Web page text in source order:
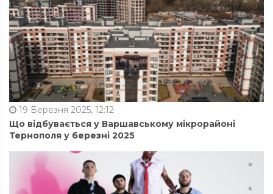
19 Березня 2025, 12:12
Що відбувається у Варшавському мікрорайоні
Тернополя у березні 2025